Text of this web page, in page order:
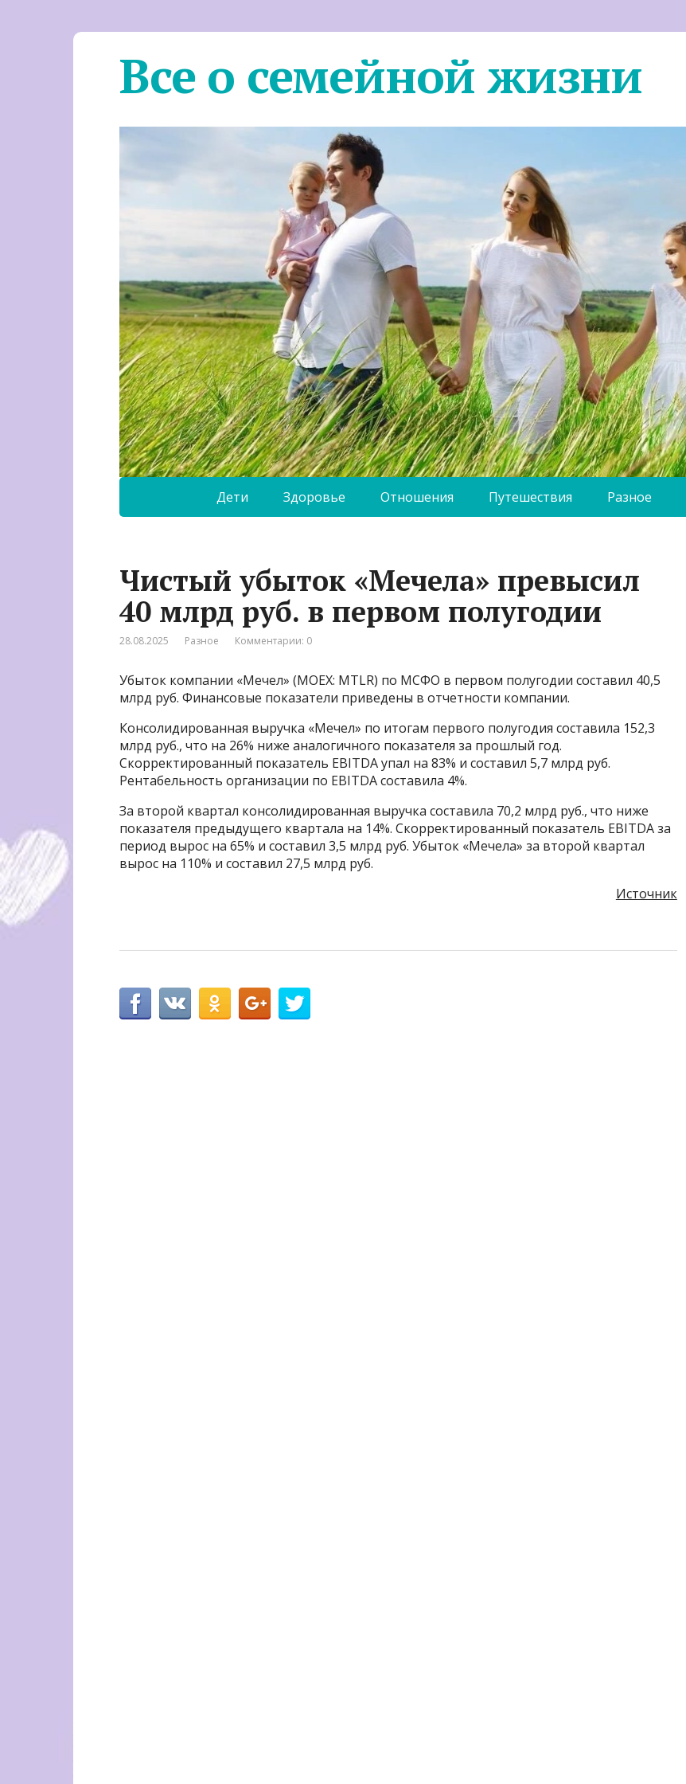
Все о семейной жизни
Дети Здоровье Отношения Путешествия Разное
Чистый убыток «Мечела» превысил
40 млрд руб. в первом полугодии
28.08.2025 Разное Комментарии: 0
Убыток компании «Мечел» (MOEX: MTLR) по МСФО в первом полугодии составил 40,5
млрд руб. Финансовые показатели приведены в отчетности компании.
Консолидированная выручка «Мечел» по итогам первого полугодия составила 152,3
млрд руб., что на 26% ниже аналогичного показателя за прошлый год.
Скорректированный показатель EBITDA упал на 83% и составил 5,7 млрд руб.
Рентабельность организации по EBITDA составила 4%.
За второй квартал консолидированная выручка составила 70,2 млрд руб., что ниже
показателя предыдущего квартала на 14%. Скорректированный показатель EBITDA за
период вырос на 65% и составил 3,5 млрд руб. Убыток «Мечела» за второй квартал
вырос на 110% и составил 27,5 млрд руб.
Источник